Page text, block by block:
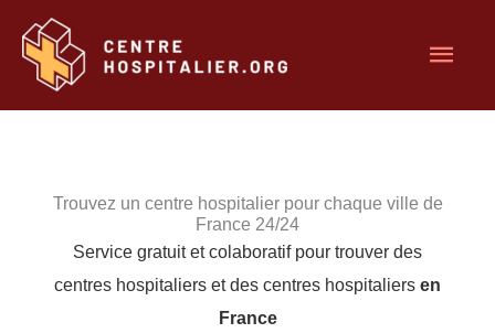
contenu
Trouvez un centre hospitalier pour chaque ville de
France 24/24
Service gratuit et colaboratif pour trouver des
centres hospitaliers et des centres hospitaliers en
France